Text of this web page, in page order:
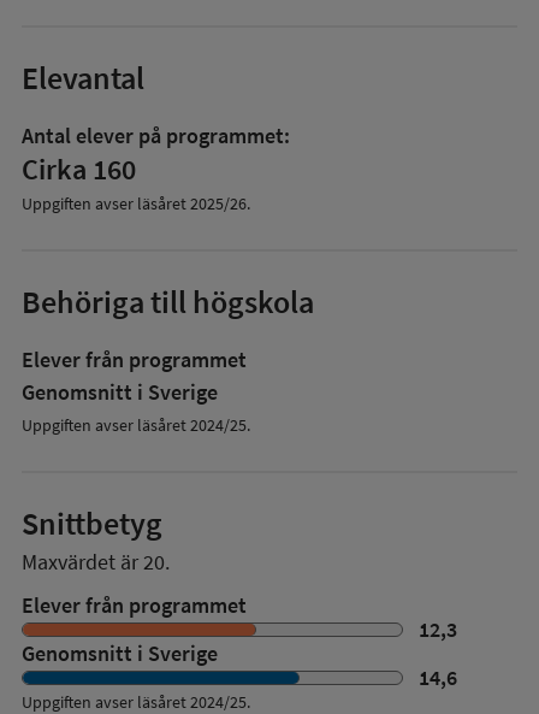
Elevantal
Antal elever på programmet:
Cirka 160
Uppgiften avser läsåret2025/26.
Behöriga till högskola
Elever från programmet
Genomsnitt i Sverige
Uppgiften avser läsåret 2024/25.
Snittbetyg
Maxvärdet är 20.
Elever från programmet
12,3
Genomsnitt i Sverige
14,6
Uppgiften avser läsåret2024/25.